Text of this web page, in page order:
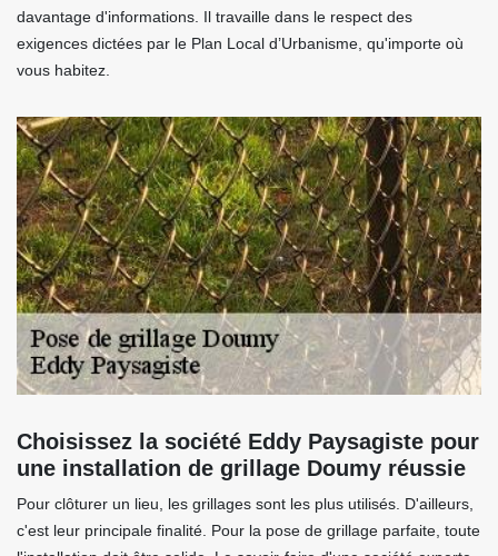
davantage d'informations. Il travaille dans le respect des
exigences dictées par le Plan Local d’Urbanisme, qu'importe où
vous habitez.
Choisissez la société Eddy Paysagiste pour
une installation de grillage Doumy réussie
Pour clôturer un lieu, les grillages sont les plus utilisés. D'ailleurs,
c'est leur principale finalité. Pour la pose de grillage parfaite, toute